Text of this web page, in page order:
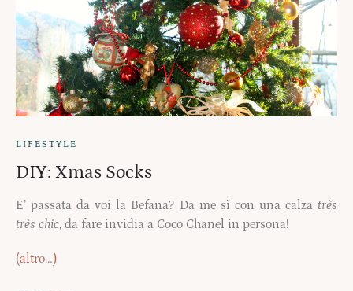
LIFESTYLE
DIY: Xmas Socks
E’ passata da voi la Befana? Da me sì con una calza très
très chic, da fare invidia a Coco Chanel in persona!
(altro…)